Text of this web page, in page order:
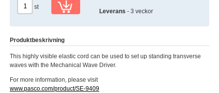
st
Leverans - 3 veckor
Produktbeskrivning
This highly visible elastic cord can be used to set up standing transverse
waves with the Mechanical Wave Driver.
For more information, please visit
www.pasco.com/product/SE-9409